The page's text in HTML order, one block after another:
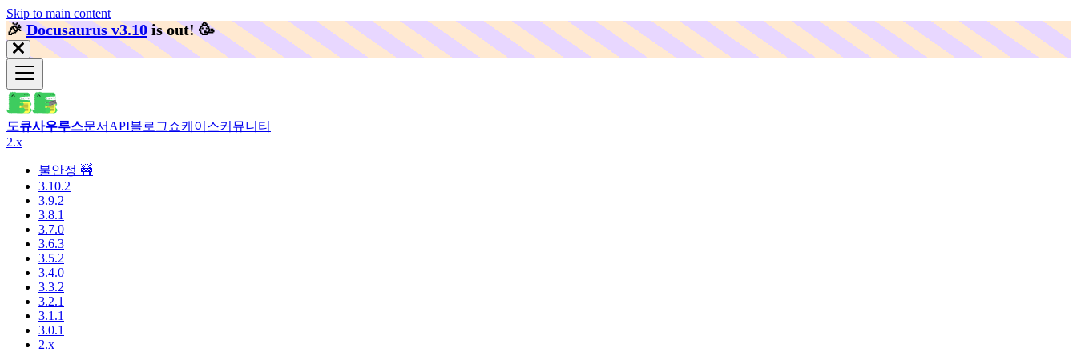
Skip to main content
🎉️Docusaurus v3.10 is out! 🥳️
도큐사우루스문서 API블로그쇼케이스커뮤니티
2.x
불안정 🚧
3.10.2
3.9.2
3.8.1
3.7.0
3.6.3
3.5.2
3.4.0
3.3.2
3.2.1
3.1.1
3.0.1
2.x